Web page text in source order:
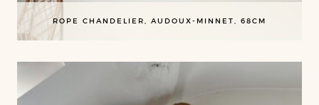
ROPE CHANDELIER, AUDOUX-MINNET, 68CM